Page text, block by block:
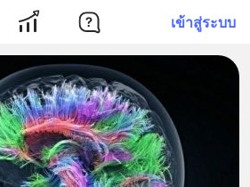
เข้าสู่ระบบ